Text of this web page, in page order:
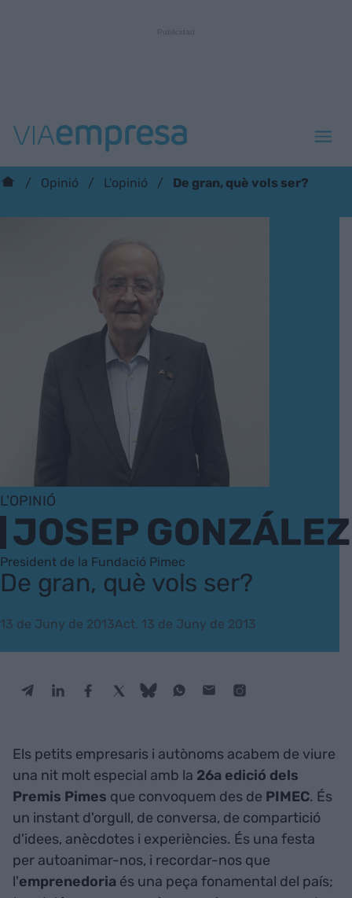
Opinió L'opinió De gran, què vols ser?
L'OPINIÓ
JOSEP GONZÁLEZ
President de la Fundació Pimec
De gran, què vols ser?
13 de Juny de 2013Act. 13 de Juny de 2013
Els petits empresaris i autònoms acabem de viure
una nit molt especial amb la 26a edició dels
Premis Pimes que convoquem des de PIMEC. És
un instant d'orgull, de conversa, de compartició
d'idees, anècdotes i experiències. És una festa
per autoanimar-nos, i recordar-nos que
l'emprenedoria és una peça fonamental del país;